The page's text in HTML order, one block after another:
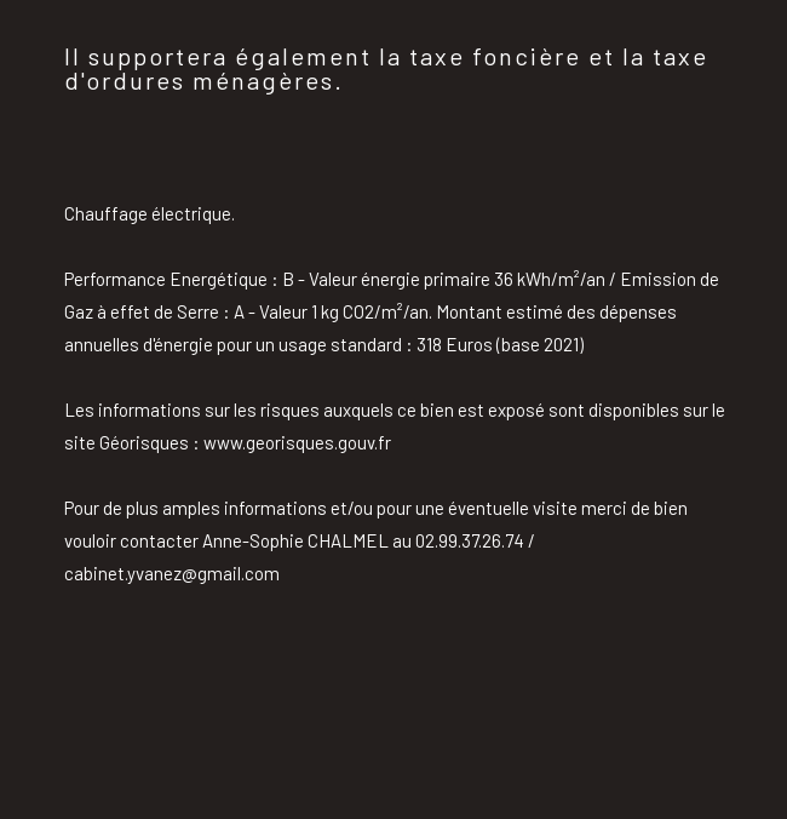
Il supportera également la taxe foncière et la taxe
d'ordures ménagères.
Chauffage électrique.
Performance Energétique : B - Valeur énergie primaire 36 kWh/m²/an / Emission de
Gaz à effet de Serre : A - Valeur 1 kg CO2/m²/an. Montant estimé des dépenses
annuelles d'énergie pour un usage standard : 318 Euros (base 2021)
Les informations sur les risques auxquels ce bien est exposé sont disponibles sur le
site Géorisques : www.georisques.gouv.fr
Pour de plus amples informations et/ou pour une éventuelle visite merci de bien
vouloir contacter Anne-Sophie CHALMEL au 02.99.37.26.74 /
cabinet.yvanez@gmail.com